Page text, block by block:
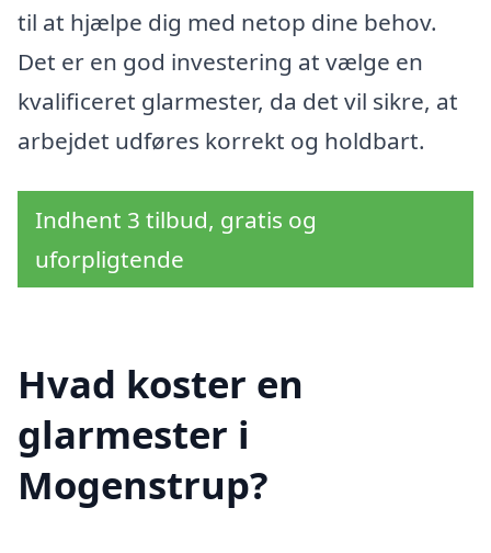
til at hjælpe dig med netop dine behov.
Det er en god investering at vælge en
kvalificeret glarmester, da det vil sikre, at
arbejdet udføres korrekt og holdbart.
Indhent 3 tilbud, gratis og
uforpligtende
Hvad koster en
glarmester i
Mogenstrup?